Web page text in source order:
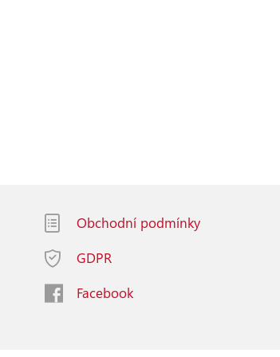
Obchodní podmínky
GDPR
Facebook